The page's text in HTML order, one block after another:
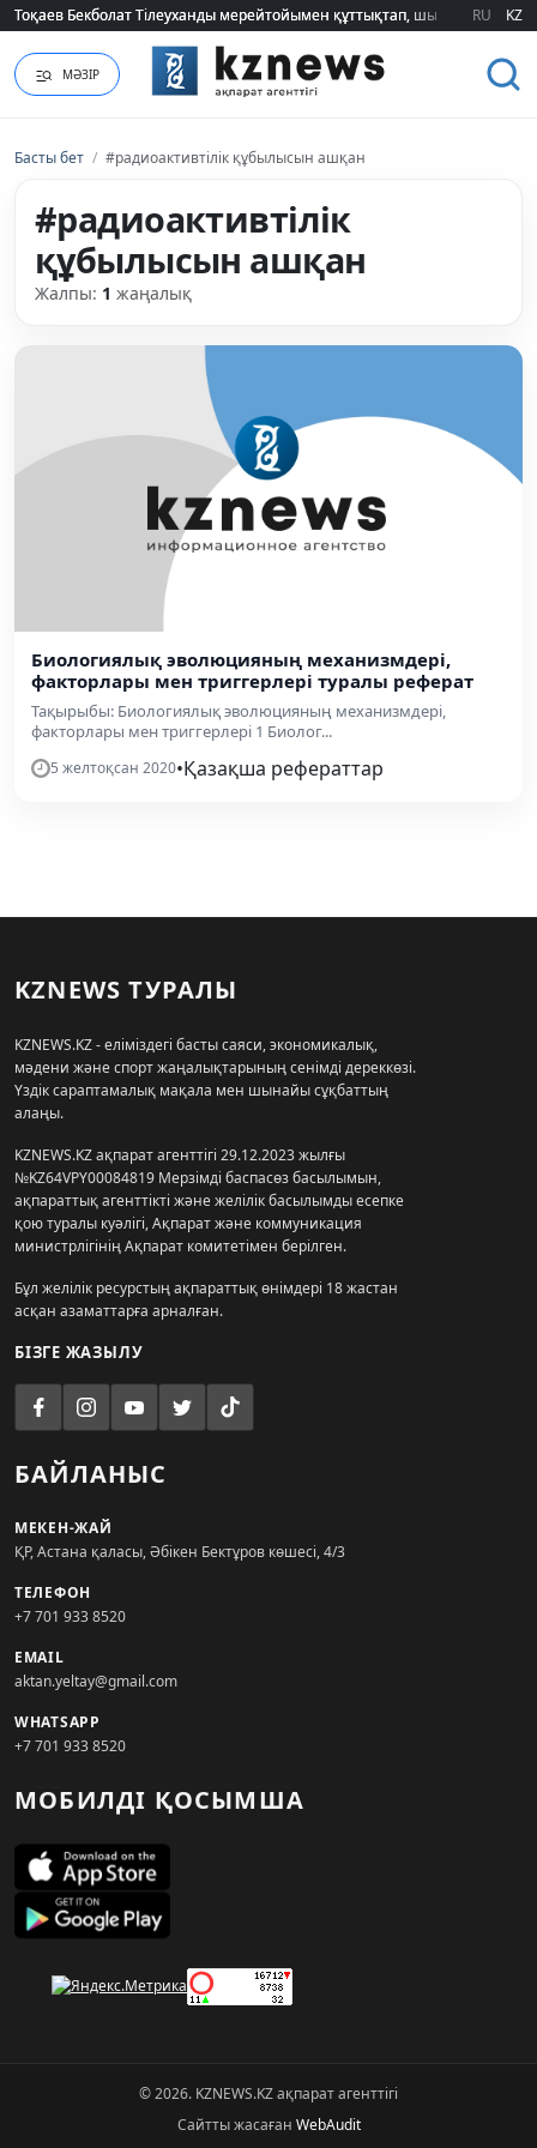
Тоқаев Бекболат Тілеуханды мерейтойымен құттықтап, шығармашылық
Тоқаев Бекболат Тілеуханды мерейтойымен құттықтап, шығармашылық
RU KZ
МӘЗІР
Басты бет / #радиоактивтілік құбылысын ашқан
#радиоактивтілік
құбылысын ашқан
Жалпы: 1 жаңалық
Биологиялық эволюцияның механизмдері,
факторлары мен триггерлері туралы реферат
Тақырыбы: Биологиялық эволюцияның механизмдері,
факторлары мен триггерлері 1 Биолог...
5 желтоқсан 2020•Қазақша рефераттар
KZNEWS ТУРАЛЫ
KZNEWS.KZ - еліміздегі басты саяси, экономикалық,
мәдени және спорт жаңалықтарының сенімді дереккөзі.
Үздік сараптамалық мақала мен шынайы сұқбаттың
алаңы.
KZNEWS.KZ ақпарат агенттігі 29.12.2023 жылғы
№KZ64VPY00084819 Мерзімді баспасөз басылымын,
ақпараттық агенттікті және желілік басылымды есепке
қою туралы куәлігі, Ақпарат және коммуникация
министрлігінің Ақпарат комитетімен берілген.
Бұл желілік ресурстың ақпараттық өнімдері 18 жастан
асқан азаматтарға арналған.
БІЗГЕ ЖАЗЫЛУ
БАЙЛАНЫС
МЕКЕН-ЖАЙ
ҚР, Астана қаласы, Әбікен Бектұров көшесі, 4/3
ТЕЛЕФОН
+7 701 933 8520
EMAIL
aktan.yeltay@gmail.com
WHATSAPP
+7 701 933 8520
МОБИЛДІ ҚОСЫМША
© 2026. KZNEWS.KZ ақпарат агенттігі
Сайтты жасаған WebAudit